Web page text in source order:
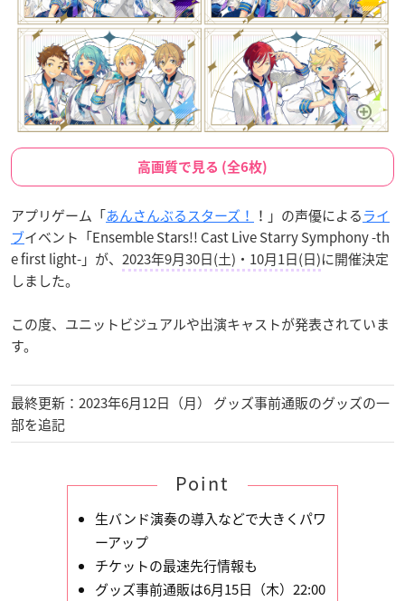
高画質で見る (全6枚)
アプリゲーム「あんさんぶるスターズ！ ！」の声優によるライ
ブイベント「Ensemble Stars!! Cast Live Starry Symphony -th
e first light-」が、 2023年9月30日(土)・10月1日(日)に開催決定
しました。
この度、ユニットビジュアルや出演キャストが発表されていま
す。
最終更新：2023年6月12日（月） グッズ事前通販のグッズの一
部を追記
Point
生バンド演奏の導入などで大きくパワ
ーアップ
チケットの最速先行情報も
グッズ事前通販は6月15日（木）22:00